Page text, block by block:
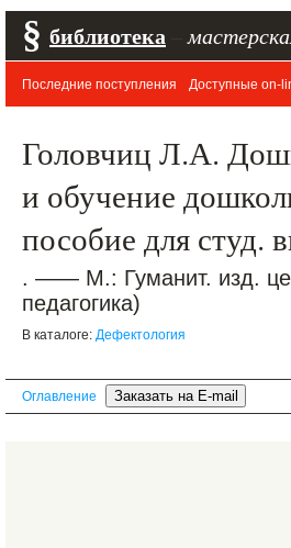
§ библиотека
Последние поступления Доступные on-
Головчиц Л.А.
и обучение
пособие для студ.
. —— М.: Гуманит. изд.
педагогика)
В каталоге: Дефектология
Оглавление